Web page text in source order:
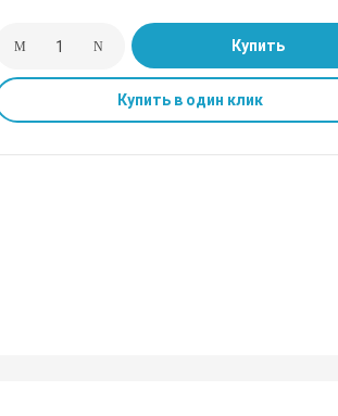
Купить
Купить в один клик